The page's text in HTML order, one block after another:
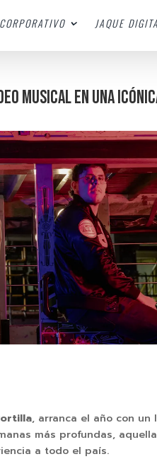
CORPORATIVO JAQUE
musical en una
, arranca el año con un
más profundas,
a todo el país.